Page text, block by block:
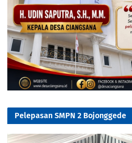
Pelepasan SMPN 2 Bojonggede